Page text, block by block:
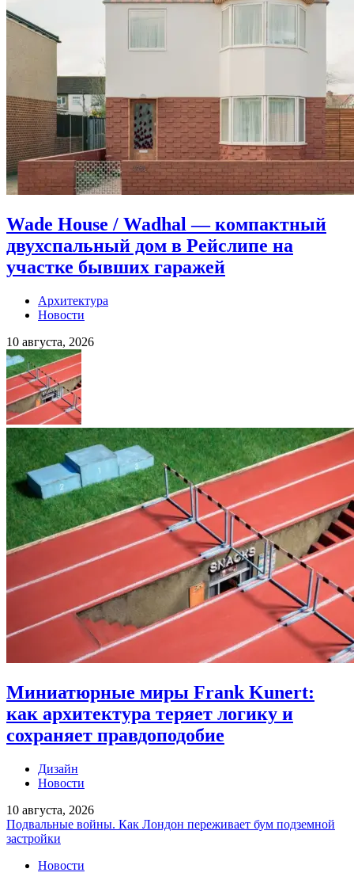
Wade House / Wadhal — компактный
двухспальный дом в Рейслипе на
участке бывших гаражей
Архитектура
Новости
10 августа, 2026
Миниатюрные миры Frank Kunert:
как архитектура теряет логику и
сохраняет правдоподобие
Дизайн
Новости
10 августа, 2026
Подвальные войны. Как Лондон переживает бум подземной
застройки
Новости